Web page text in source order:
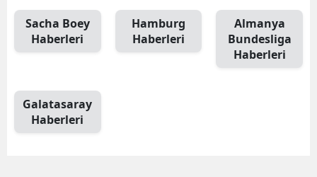
Sacha Boey
Haberleri
Hamburg
Haberleri
Almanya
Bundesliga
Haberleri
Galatasaray
Haberleri